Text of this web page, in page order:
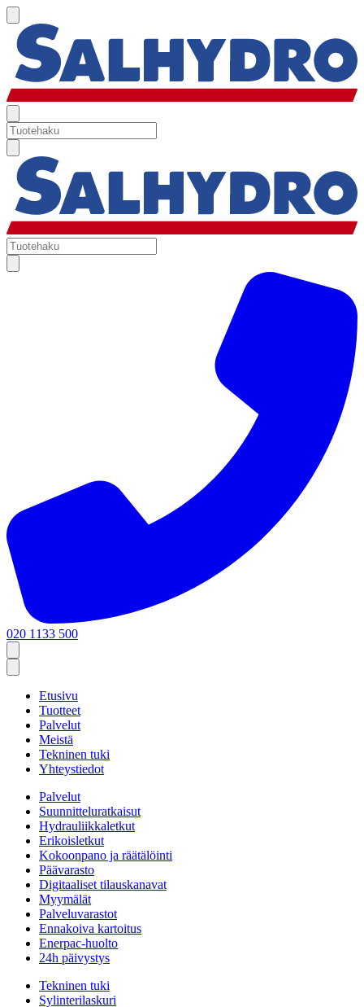
020 1133 500
Etusivu
Tuotteet
Palvelut
Meistä
Tekninen tuki
Yhteystiedot
Palvelut
Suunnitteluratkaisut
Hydrauliikkaletkut
Erikoisletkut
Kokoonpano ja räätälöinti
Päävarasto
Digitaaliset tilauskanavat
Myymälät
Palveluvarastot
Ennakoiva kartoitus
Enerpac-huolto
24h päivystys
Tekninen tuki
Sylinterilaskuri